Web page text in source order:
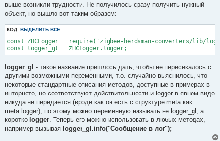
выше возникли трудности. Не получилось сразу получить нужный
объект, но вышло вот таким образом:
КОД: ВЫДЕЛИТЬ ВСЁ
const ZHCLogger = require('zigbee-herdsman-converters/lib/
const logger_gl = ZHCLogger.logger;
logger_gl - такое название пришлось дать, чтобы не пересекалось с
другими возможными переменными, т.о. случайно выяснилось, что
некоторые стандартные описания методов, доступные в примерах в
интернете, не соответствуют действительности и logger в явном виде
никуда не передается (вроде как он есть с структуре meta как
meta.logger), по этому можно переменную называть не logger_gl, а
коротко logger. Теперь его можно использовать в любых методах,
например вызывая logger_gl.info("Сообщение в лог");